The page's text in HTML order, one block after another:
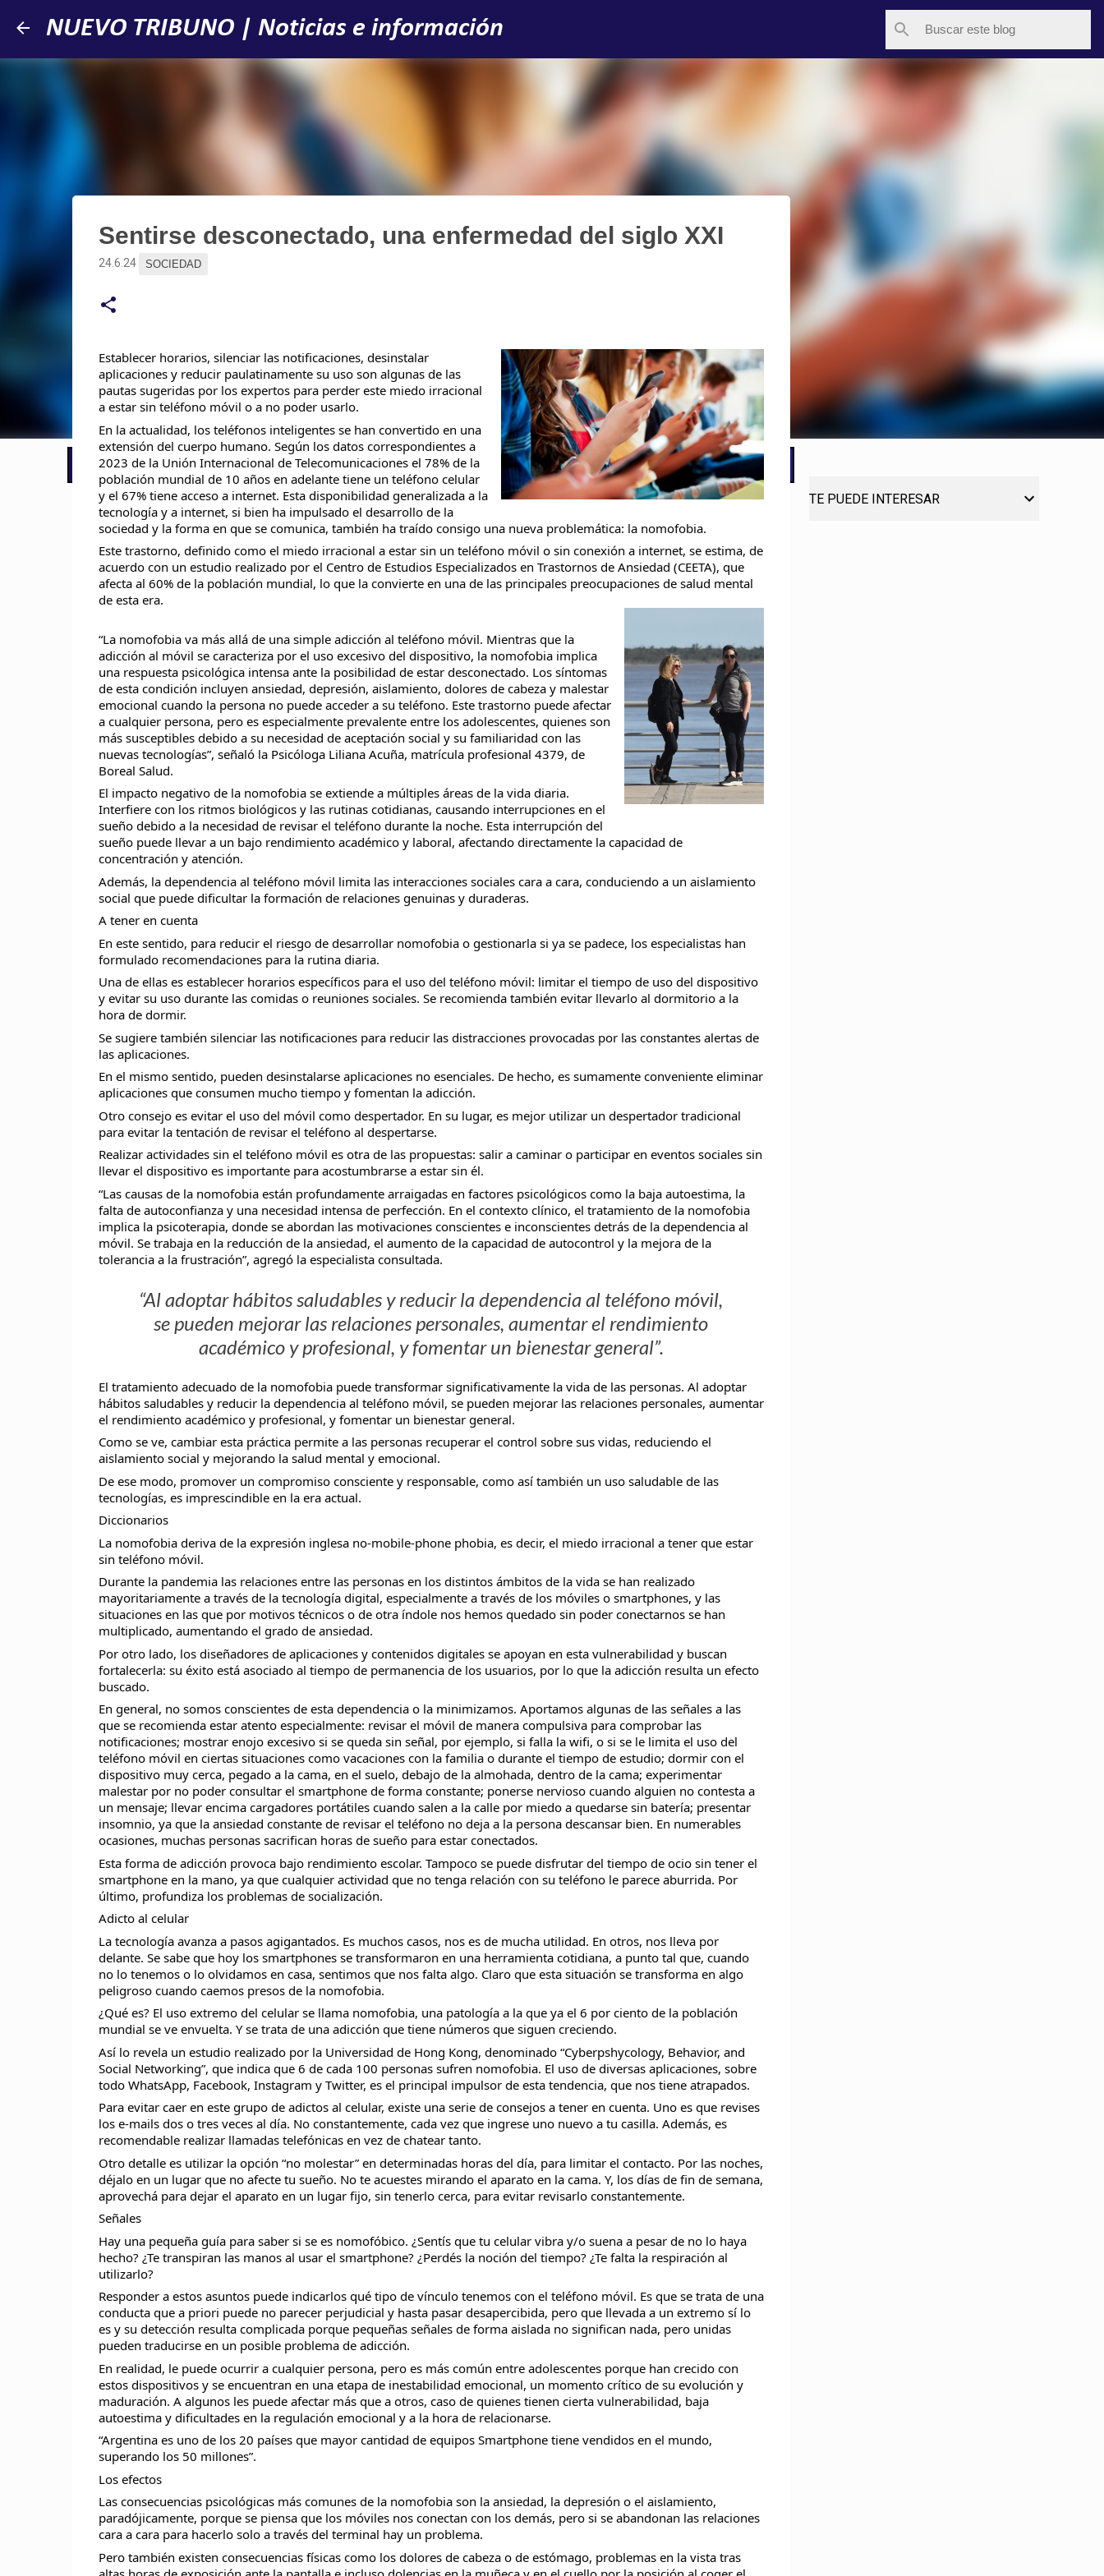
Ir al contenido principal
NUEVO TRIBUNO | Noticias e información
📢 LO ÚLTIMO
Sentirse desconectado, una enfermedad del siglo XXI
24.6.24 SOCIEDAD
Establecer horarios, silenciar las notificaciones, desinstalar
aplicaciones y reducir paulatinamente su uso son algunas de las
pautas sugeridas por los expertos para perder este miedo irracional
a estar sin teléfono móvil o a no poder usarlo.
En la actualidad, los teléfonos inteligentes se han convertido en una
extensión del cuerpo humano. Según los datos correspondientes a
2023 de la Unión Internacional de Telecomunicaciones el 78% de la
población mundial de 10 años en adelante tiene un teléfono celular
y el 67% tiene acceso a internet. Esta disponibilidad generalizada a la
tecnología y a internet, si bien ha impulsado el desarrollo de la
sociedad y la forma en que se comunica, también ha traído consigo una nueva problemática: la nomofobia.
Este trastorno, definido como el miedo irracional a estar sin un teléfono móvil o sin conexión a internet, se estima, de
acuerdo con un estudio realizado por el Centro de Estudios Especializados en Trastornos de Ansiedad (CEETA), que
afecta al 60% de la población mundial, lo que la convierte en una de las principales preocupaciones de salud mental
de esta era.
“La nomofobia va más allá de una simple adicción al teléfono móvil. Mientras que la
adicción al móvil se caracteriza por el uso excesivo del dispositivo, la nomofobia implica
una respuesta psicológica intensa ante la posibilidad de estar desconectado. Los síntomas
de esta condición incluyen ansiedad, depresión, aislamiento, dolores de cabeza y malestar
emocional cuando la persona no puede acceder a su teléfono. Este trastorno puede afectar
a cualquier persona, pero es especialmente prevalente entre los adolescentes, quienes son
más susceptibles debido a su necesidad de aceptación social y su familiaridad con las
nuevas tecnologías”, señaló la Psicóloga Liliana Acuña, matrícula profesional 4379, de
Boreal Salud.
El impacto negativo de la nomofobia se extiende a múltiples áreas de la vida diaria.
Interfiere con los ritmos biológicos y las rutinas cotidianas, causando interrupciones en el
sueño debido a la necesidad de revisar el teléfono durante la noche. Esta interrupción del
sueño puede llevar a un bajo rendimiento académico y laboral, afectando directamente la capacidad de
concentración y atención.
Además, la dependencia al teléfono móvil limita las interacciones sociales cara a cara, conduciendo a un aislamiento
social que puede dificultar la formación de relaciones genuinas y duraderas.
A tener en cuenta
En este sentido, para reducir el riesgo de desarrollar nomofobia o gestionarla si ya se padece, los especialistas han
formulado recomendaciones para la rutina diaria.
Una de ellas es establecer horarios específicos para el uso del teléfono móvil: limitar el tiempo de uso del dispositivo
y evitar su uso durante las comidas o reuniones sociales. Se recomienda también evitar llevarlo al dormitorio a la
hora de dormir.
Se sugiere también silenciar las notificaciones para reducir las distracciones provocadas por las constantes alertas de
las aplicaciones.
En el mismo sentido, pueden desinstalarse aplicaciones no esenciales. De hecho, es sumamente conveniente eliminar
aplicaciones que consumen mucho tiempo y fomentan la adicción.
Otro consejo es evitar el uso del móvil como despertador. En su lugar, es mejor utilizar un despertador tradicional
para evitar la tentación de revisar el teléfono al despertarse.
Realizar actividades sin el teléfono móvil es otra de las propuestas: salir a caminar o participar en eventos sociales sin
llevar el dispositivo es importante para acostumbrarse a estar sin él.
“Las causas de la nomofobia están profundamente arraigadas en factores psicológicos como la baja autoestima, la
falta de autoconfianza y una necesidad intensa de perfección. En el contexto clínico, el tratamiento de la nomofobia
implica la psicoterapia, donde se abordan las motivaciones conscientes e inconscientes detrás de la dependencia al
móvil. Se trabaja en la reducción de la ansiedad, el aumento de la capacidad de autocontrol y la mejora de la
tolerancia a la frustración”, agregó la especialista consultada.
“Al adoptar hábitos saludables y reducir la dependencia al teléfono móvil,
se pueden mejorar las relaciones personales, aumentar el rendimiento
académico y profesional, y fomentar un bienestar general”.
El tratamiento adecuado de la nomofobia puede transformar significativamente la vida de las personas. Al adoptar
hábitos saludables y reducir la dependencia al teléfono móvil, se pueden mejorar las relaciones personales, aumentar
el rendimiento académico y profesional, y fomentar un bienestar general.
Como se ve, cambiar esta práctica permite a las personas recuperar el control sobre sus vidas, reduciendo el
aislamiento social y mejorando la salud mental y emocional.
De ese modo, promover un compromiso consciente y responsable, como así también un uso saludable de las
tecnologías, es imprescindible en la era actual.
Diccionarios
La nomofobia deriva de la expresión inglesa no-mobile-phone phobia, es decir, el miedo irracional a tener que estar
sin teléfono móvil.
Durante la pandemia las relaciones entre las personas en los distintos ámbitos de la vida se han realizado
mayoritariamente a través de la tecnología digital, especialmente a través de los móviles o smartphones, y las
situaciones en las que por motivos técnicos o de otra índole nos hemos quedado sin poder conectarnos se han
multiplicado, aumentando el grado de ansiedad.
Por otro lado, los diseñadores de aplicaciones y contenidos digitales se apoyan en esta vulnerabilidad y buscan
fortalecerla: su éxito está asociado al tiempo de permanencia de los usuarios, por lo que la adicción resulta un efecto
buscado.
En general, no somos conscientes de esta dependencia o la minimizamos. Aportamos algunas de las señales a las
que se recomienda estar atento especialmente: revisar el móvil de manera compulsiva para comprobar las
notificaciones; mostrar enojo excesivo si se queda sin señal, por ejemplo, si falla la wifi, o si se le limita el uso del
teléfono móvil en ciertas situaciones como vacaciones con la familia o durante el tiempo de estudio; dormir con el
dispositivo muy cerca, pegado a la cama, en el suelo, debajo de la almohada, dentro de la cama; experimentar
malestar por no poder consultar el smartphone de forma constante; ponerse nervioso cuando alguien no contesta a
un mensaje; llevar encima cargadores portátiles cuando salen a la calle por miedo a quedarse sin batería; presentar
insomnio, ya que la ansiedad constante de revisar el teléfono no deja a la persona descansar bien. En numerables
ocasiones, muchas personas sacrifican horas de sueño para estar conectados.
Esta forma de adicción provoca bajo rendimiento escolar. Tampoco se puede disfrutar del tiempo de ocio sin tener el
smartphone en la mano, ya que cualquier actividad que no tenga relación con su teléfono le parece aburrida. Por
último, profundiza los problemas de socialización.
Adicto al celular
La tecnología avanza a pasos agigantados. Es muchos casos, nos es de mucha utilidad. En otros, nos lleva por
delante. Se sabe que hoy los smartphones se transformaron en una herramienta cotidiana, a punto tal que, cuando
no lo tenemos o lo olvidamos en casa, sentimos que nos falta algo. Claro que esta situación se transforma en algo
peligroso cuando caemos presos de la nomofobia.
¿Qué es? El uso extremo del celular se llama nomofobia, una patología a la que ya el 6 por ciento de la población
mundial se ve envuelta. Y se trata de una adicción que tiene números que siguen creciendo.
Así lo revela un estudio realizado por la Universidad de Hong Kong, denominado “Cyberpshycology, Behavior, and
Social Networking”, que indica que 6 de cada 100 personas sufren nomofobia. El uso de diversas aplicaciones, sobre
todo WhatsApp, Facebook, Instagram y Twitter, es el principal impulsor de esta tendencia, que nos tiene atrapados.
Para evitar caer en este grupo de adictos al celular, existe una serie de consejos a tener en cuenta. Uno es que revises
los e-mails dos o tres veces al día. No constantemente, cada vez que ingrese uno nuevo a tu casilla. Además, es
recomendable realizar llamadas telefónicas en vez de chatear tanto.
Otro detalle es utilizar la opción “no molestar” en determinadas horas del día, para limitar el contacto. Por las noches,
déjalo en un lugar que no afecte tu sueño. No te acuestes mirando el aparato en la cama. Y, los días de fin de semana,
aprovechá para dejar el aparato en un lugar fijo, sin tenerlo cerca, para evitar revisarlo constantemente.
Señales
Hay una pequeña guía para saber si se es nomofóbico. ¿Sentís que tu celular vibra y/o suena a pesar de no lo haya
hecho? ¿Te transpiran las manos al usar el smartphone? ¿Perdés la noción del tiempo? ¿Te falta la respiración al
utilizarlo?
Responder a estos asuntos puede indicarlos qué tipo de vínculo tenemos con el teléfono móvil. Es que se trata de una
conducta que a priori puede no parecer perjudicial y hasta pasar desapercibida, pero que llevada a un extremo sí lo
es y su detección resulta complicada porque pequeñas señales de forma aislada no significan nada, pero unidas
pueden traducirse en un posible problema de adicción.
En realidad, le puede ocurrir a cualquier persona, pero es más común entre adolescentes porque han crecido con
estos dispositivos y se encuentran en una etapa de inestabilidad emocional, un momento crítico de su evolución y
maduración. A algunos les puede afectar más que a otros, caso de quienes tienen cierta vulnerabilidad, baja
autoestima y dificultades en la regulación emocional y a la hora de relacionarse.
“Argentina es uno de los 20 países que mayor cantidad de equipos Smartphone tiene vendidos en el mundo,
superando los 50 millones”.
Los efectos
Las consecuencias psicológicas más comunes de la nomofobia son la ansiedad, la depresión o el aislamiento,
paradójicamente, porque se piensa que los móviles nos conectan con los demás, pero si se abandonan las relaciones
cara a cara para hacerlo solo a través del terminal hay un problema.
Pero también existen consecuencias físicas como los dolores de cabeza o de estómago, problemas en la vista tras
TE PUEDE INTERESAR